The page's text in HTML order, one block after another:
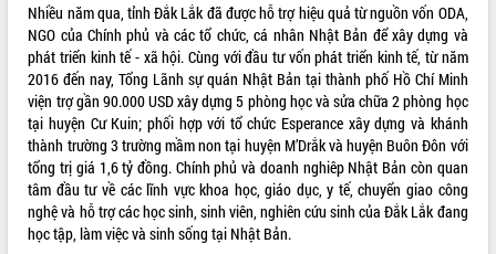
VIDEO
Nhiều năm qua, tỉnh Đắk Lắk đã được hỗ trợ hiệu quả từ nguồn vốn ODA,
NGO của Chính phủ và các tổ chức, cá nhân Nhật Bản để xây dựng và
phát triển kinh tế - xã hội. Cùng với đầu tư vốn phát triển kinh tế, từ năm
2016 đến nay, Tổng Lãnh sự quán Nhật Bản tại thành phố Hồ Chí Minh
viện trợ gần 90.000 USD xây dựng 5 phòng học và sửa chữa 2 phòng học
tại huyện Cư Kuin; phối hợp với tổ chức Esperance xây dựng và khánh
thành trường 3 trường mầm non tại huyện M’Drắk và huyện Buôn Đôn với
tổng trị giá 1,6 tỷ đồng. Chính phủ và doanh nghiêp Nhật Bản còn quan
tâm đầu tư về các lĩnh vực khoa học, giáo dục, y tế, chuyển giao công
nghệ và hỗ trợ các học sinh, sinh viên, nghiên cứu sinh của Đắk Lắk đang
học tập, làm việc và sinh sống tại Nhật Bản.